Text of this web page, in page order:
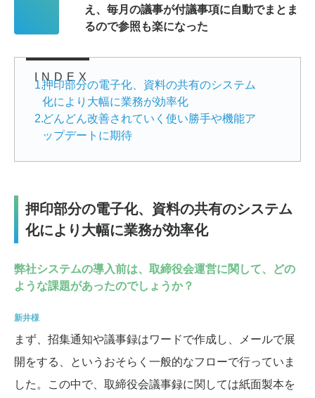
え、毎月の議事が付議事項に自動でまとま
るので参照も楽になった
INDEX
1.押印部分の電子化、資料の共有のシステム
化により大幅に業務が効率化
2.どんどん改善されていく使い勝手や機能ア
ップデートに期待
押印部分の電子化、資料の共有のシステム
化により大幅に業務が効率化
弊社システムの導入前は、取締役会運営に関して、どの
ような課題があったのでしょうか？
新井様
まず、招集通知や議事録はワードで作成し、メールで展
開をする、というおそらく一般的なフローで行っていま
した。この中で、取締役会議事録に関しては紙面製本を